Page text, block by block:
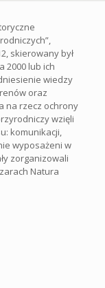
skierowany był
2000 lub ich
wiedzy
oraz
na rzecz ochrony
wzięli
komunikacji,
wyposażeni w
zorganizowali
Natura